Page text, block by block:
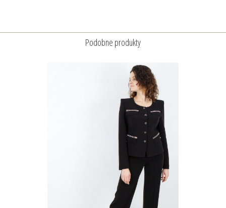
Podobne produkty